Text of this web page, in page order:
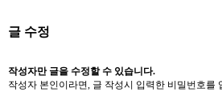
글 수정
작성자만 글을 수정할 수 있습니다.
작성자 본인이라면, 글 작성시 입력한 비밀번호를